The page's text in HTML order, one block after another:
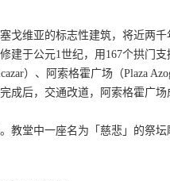
戈维亚的标志性建筑，将近两
建于公元1世纪，用167个拱门
）、阿索格霍广场（Plaza
成后，交通改道，阿索格霍广场
堂中一座名为「慈悲」的祭坛